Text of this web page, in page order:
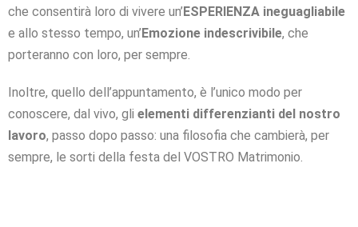
che consentirà loro di vivere un’ ESPERIENZA ineguagliabile
e allo stesso tempo, un’ Emozione indescrivibile, che
porteranno con loro, per sempre.
Inoltre, quello dell’appuntamento, è l’unico modo per
conoscere, dal vivo, gli elementi differenzianti del nostro
lavoro, passo dopo passo: una filosofia che cambierà, per
sempre, le sorti della festa del VOSTRO Matrimonio.